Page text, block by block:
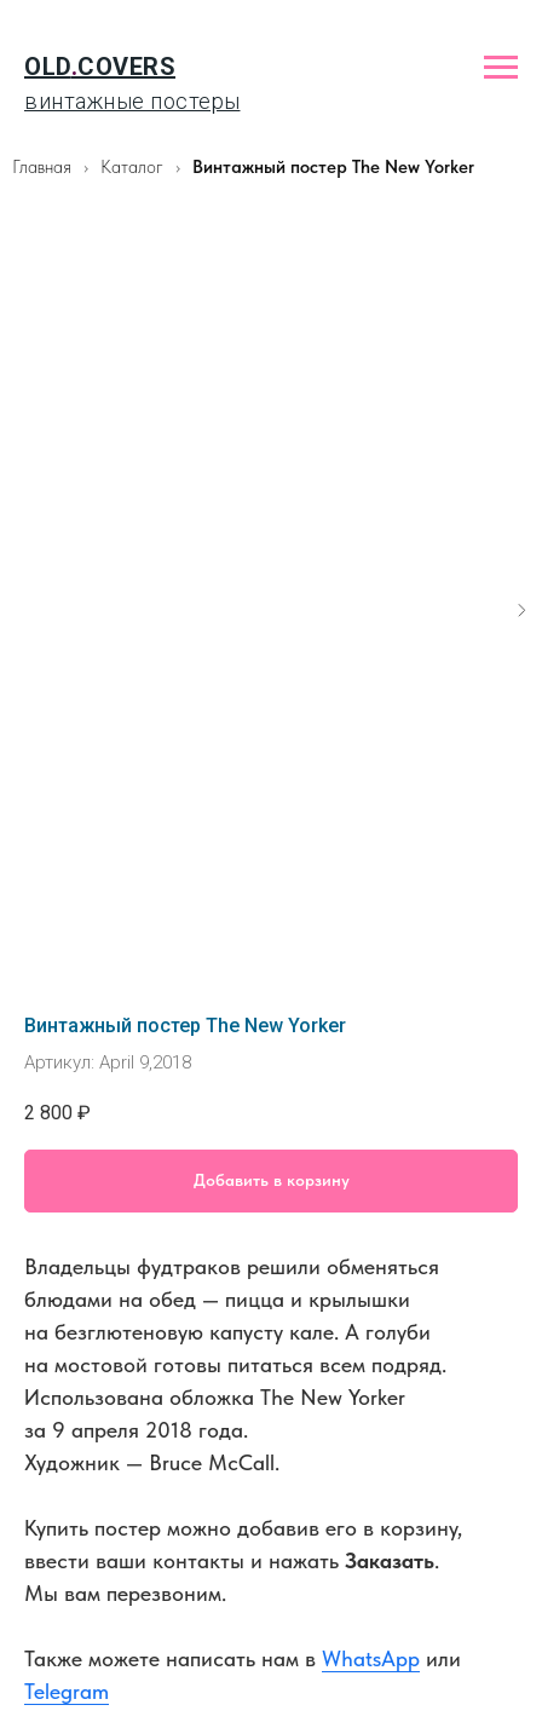
OLD.COVERS
винтажные постеры
Главная Каталог Винтажный постер The New Yorker
Винтажный постер The New Yorker
Артикул: April 9,2018
2 800 ₽
Добавить в корзину
Владельцы фудтраков решили обменяться
блюдами на обед — пицца и крылышки
на безглютеновую капусту кале. А голуби
на мостовой готовы питаться всем подряд.
Использована обложка The New Yorker
за 9 апреля 2018 года.
Художник — Bruce McCall.
Купить постер можно добавив его в корзину,
ввести ваши контакты и нажать Заказать.
Мы вам перезвоним.
Также можете написать нам в WhatsApp или
Telegram